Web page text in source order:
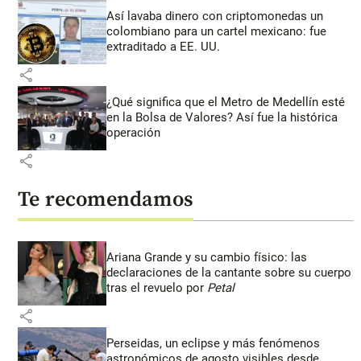
Así lavaba dinero con criptomonedas un
colombiano para un cartel mexicano: fue
extraditado a EE. UU.
share
¿Qué significa que el Metro de Medellín esté
en la Bolsa de Valores? Así fue la histórica
operación
share
Te recomendamos
Ariana Grande y su cambio físico: las
declaraciones de la cantante sobre su cuerpo
tras el revuelo por Petal
share
Perseidas, un eclipse y más fenómenos